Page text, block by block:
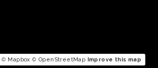
© Mapbox © OpenStreetMap Improve this map